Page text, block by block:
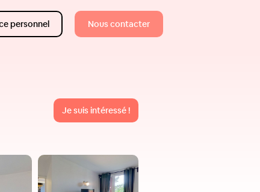
personnel Nous contacter
Je suis intéressé !